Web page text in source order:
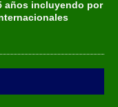
años incluyendo por